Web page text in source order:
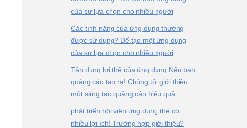
của sự lựa chọn cho nhiều người
Các tính năng của ứng dụng thường
được sử dụng? Để tạo một ứng dụng
của sự lựa chọn cho nhiều người
Tận dụng lợi thế của ứng dụng Nếu bạn
quảng cáo tạo ra! Chúng tôi giới thiệu
một sáng tạo quảng cáo hiệu quả
phát triển hội viên ứng dụng thẻ có
nhiều lợi ích! Trường hợp giới thiệu?